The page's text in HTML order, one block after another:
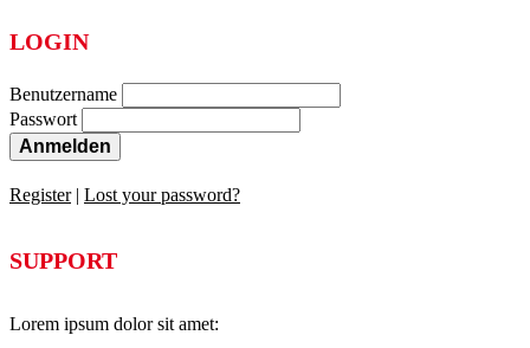
LOGIN
Benutzername
Passwort
Anmelden
Register| Lost your password?
SUPPORT
Lorem ipsum dolor sit amet: